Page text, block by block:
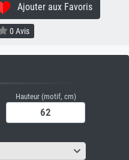
Ajouter aux Favoris
0 Avis
Hauteur (motif, cm)